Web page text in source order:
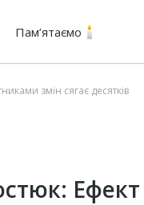
Пам’ятаємо
змін сягає десятків
Ефект